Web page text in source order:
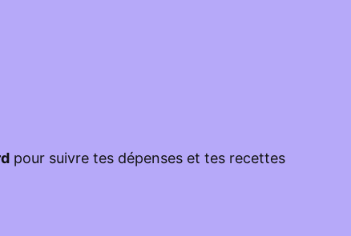
pour suivre tes dépenses et tes recettes